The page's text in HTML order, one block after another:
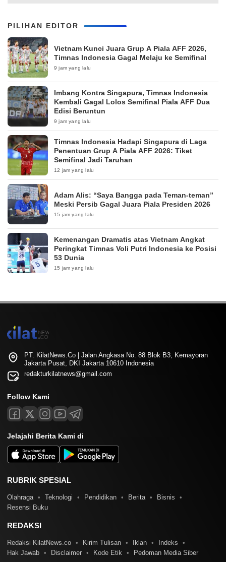
PILIHAN EDITOR
Vietnam Kunci Juara Grup A Piala AFF 2026,
Timnas Indonesia Gagal Melaju ke Semifinal
9 jam yang lalu
Imbang Kontra Singapura, Timnas Indonesia
Kembali Gagal Lolos Semifinal Piala AFF Dua
Edisi Beruntun
9 jam yang lalu
Timnas Indonesia Hadapi Singapura di Laga
Penentuan Grup A Piala AFF 2026: Tiket
Semifinal Jadi Taruhan
12 jam yang lalu
Adam Alis: “Saya Bangga pada Teman-teman”
Meski Persib Gagal Juara Piala Presiden 2026
15 jam yang lalu
Kemenangan Dramatis atas Vietnam Angkat
Peringkat Timnas Voli Putri Indonesia ke Posisi
53 Dunia
15 jam yang lalu
PT. KilatNews.Co | Jalan Angkasa No. 88 Blok B3, Kemayoran
Jakarta Pusat, DKI Jakarta 10610 Indonesia
redakturkilatnews@gmail.com
Follow Kami
Jelajahi Berita Kami di
RUBRIK SPESIAL
Olahraga Teknologi Pendidikan Berita
Bisnis
Resensi Buku
REDAKSI
Redaksi KilatNews.co Kirim Tulisan Iklan
Indeks
Hak Jawab
Disclaimer Kode Etik Pedoman Media Siber